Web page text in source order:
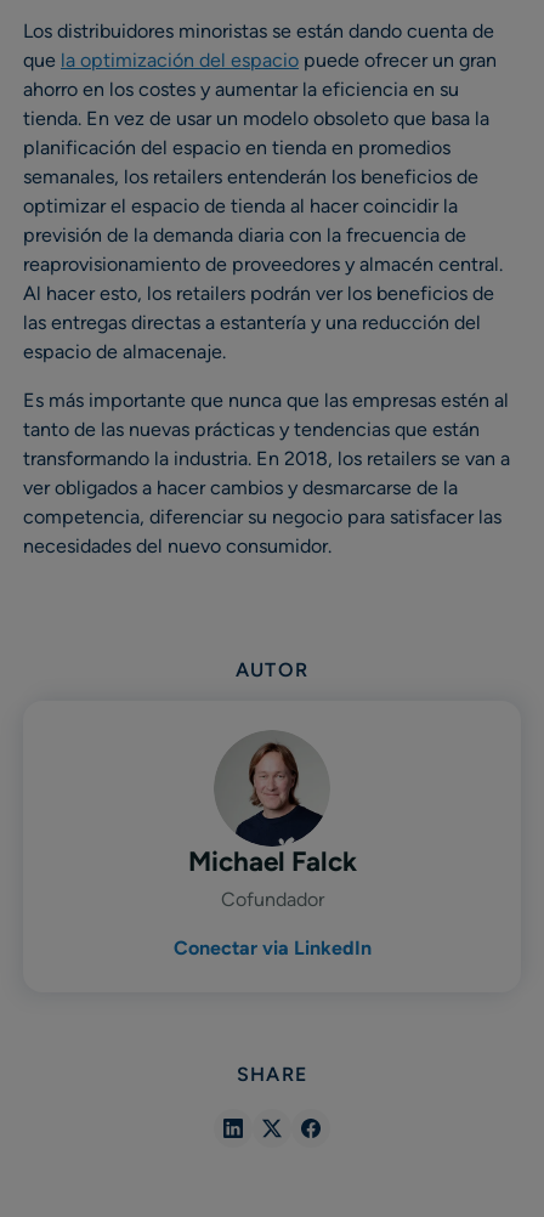
Los distribuidores minoristas se están dando cuenta de
que la optimización del espacio puede ofrecer un gran
ahorro en los costes y aumentar la eficiencia en su
tienda. En vez de usar un modelo obsoleto que basa la
planificación del espacio en tienda en promedios
semanales, los retailers entenderán los beneficios de
optimizar el espacio de tienda al hacer coincidir la
previsión de la demanda diaria con la frecuencia de
reaprovisionamiento de proveedores y almacén central.
Al hacer esto, los retailers podrán ver los beneficios de
las entregas directas a estantería y una reducción del
espacio de almacenaje.
Es más importante que nunca que las empresas estén al
tanto de las nuevas prácticas y tendencias que están
transformando la industria. En 2018, los retailers se van a
ver obligados a hacer cambios y desmarcarse de la
competencia, diferenciar su negocio para satisfacer las
necesidades del nuevo consumidor.
AUTOR
Michael Falck
Cofundador
Conectar via LinkedIn
SHARE
ShareShareShare